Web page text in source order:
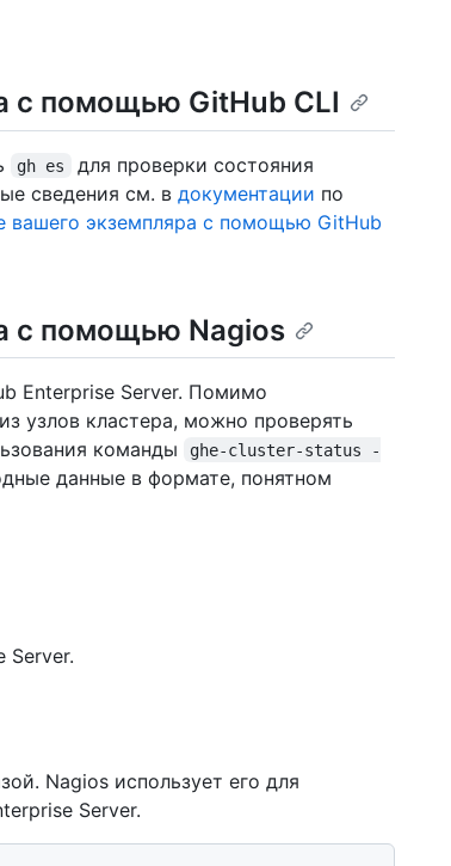
с помощью GitHub CLI
gh es
для проверки состояния
сведения см. в документации по
вашего экземпляра с помощью GitHub
с помощью Nagios
Enterprise Server. Помимо
узлов кластера, можно проверять
команды
ghe-cluster-status -
данные в формате, понятном
Server.
Nagios использует его для
Server.